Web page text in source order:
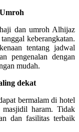
dan umroh Alhijaz
keberangkatan.
tentang jadwal
pengenalan dengan
mudah.
dekat
bermalam di hotel
haram. Tidak
dan fasilitas terbaik